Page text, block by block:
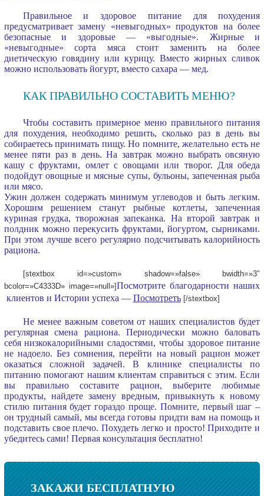
Правильное и здоровое питание для похудения
предусматривает замену «невыгодных» продуктов на более
безопасные и здоровые — «выгодные». Жирные и
«невыгодные» сорта мяса стоит заменить на более
диетическую говядину или курицу. Вместо жирных сливок
можно использовать йогурт, вместо сахара — мед.
КАК ПРАВИЛЬНО СОСТАВИТЬ МЕНЮ?
Чтобы составить примерное меню правильного питания
для похудения, необходимо решить, сколько раз в день вы
собираетесь принимать пищу. Но помните, желательно есть не
менее пяти раз в день. На завтрак можно выбрать овсяную
кашу с фруктами, омлет с овощами или творог. Для обеда
подойдут овощные и мясные супы, бульоны, запеченная рыба
или мясо.
Ужин должен содержать минимум углеводов и быть легким.
Хорошим решением станут рыбные котлеты, запеченная
куриная грудка, творожная запеканка. На второй завтрак и
полдник можно перекусить фруктами, йогуртом, сырниками.
При этом лучше всего регулярно подсчитывать калорийность
рациона.
[stextbox id=»custom» shadow=»false» bwidth=»3″
bcolor=»C4333D» image=»null»]Посмотрите благодарности наших
клиентов и Истории успеха — Посмотреть [/stextbox]
Не менее важным советом от наших специалистов будет
регулярная смена рациона. Периодически можно баловать
себя низкокалорийными сладостями, чтобы здоровое питание
не надоело. Без сомнения, перейти на новый рацион может
оказаться сложной задачей. В клинике специалисты по
питанию помогают нашим клиентам справиться с этим. Если
вы правильно составите рацион, выберите любимые
продукты, найдете замену вредным, привыкнуть к новому
стилю питания будет гораздо проще. Помните, первый шаг –
он трудный самый, мы всегда готовы придти вам на помощь и
подставить свое плечо. Похудеть легко и просто! Приходите и
убедитесь сами! Первая консультация бесплатно!
ЗАКАЖИ БЕСПЛАТНУЮ